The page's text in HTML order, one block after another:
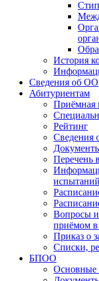
История
Сведения об ОО
Абитуриентам
Приёмная
Рейтинг
Сведения
Перечень
испытаний
Вопросы и
приёмом
Приказ о
Списки,
БПОО
Основные